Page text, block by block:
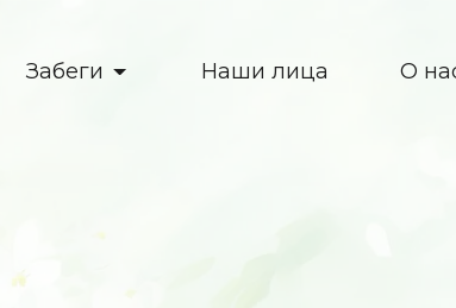
Забеги Наши лица О